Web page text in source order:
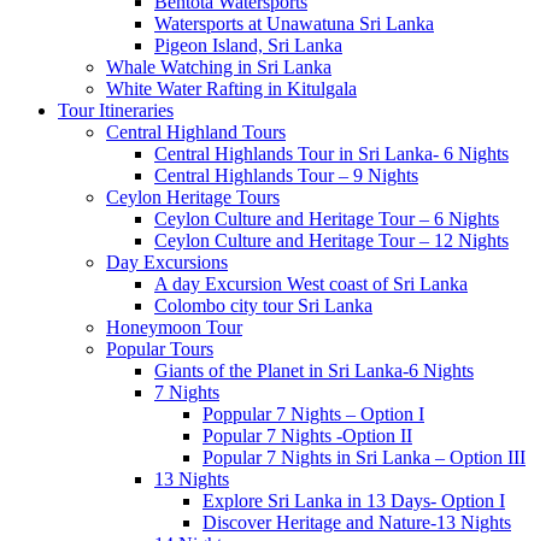
Watersports at Unawatuna Sri Lanka
Pigeon Island, Sri Lanka
Whale Watching in Sri Lanka
White Water Rafting in Kitulgala
Tour Itineraries
Central Highland Tours
Central Highlands Tour in Sri Lanka- 6 Nights
Central Highlands Tour – 9 Nights
Ceylon Heritage Tours
Ceylon Culture and Heritage Tour – 6 Nights
Ceylon Culture and Heritage Tour – 12 Nights
Day Excursions
A day Excursion West coast of Sri Lanka
Colombo city tour Sri Lanka
Honeymoon Tour
Popular Tours
Giants of the Planet in Sri Lanka-6 Nights
7 Nights
Poppular 7 Nights – Option I
Popular 7 Nights -Option II
Popular 7 Nights in Sri Lanka – Option III
13 Nights
Explore Sri Lanka in 13 Days- Option I
Discover Heritage and Nature-13 Nights